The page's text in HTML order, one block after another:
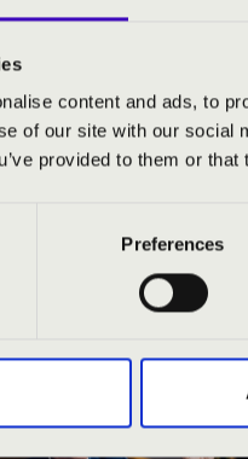
content and ads, to
of our site with our
provided to them or
Preferences